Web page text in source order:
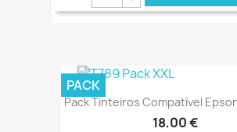
Pack Tinteiros Compatível Epson
18,00 €
PACK